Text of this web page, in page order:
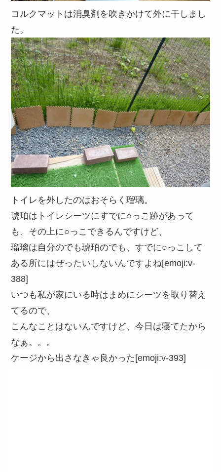
コルクマットは消臭剤を吹きかけて外に干しまし
た。
トイレを外したのはおそらく瑠璃。
琥珀はトイレシーツにすでに○っこ跡があって
も、その上に○っこできるんですけど、
瑠璃は自分のでも琥珀のでも、すでに○っこして
ある所にはぜったいしないんですよね[emoji:v-
388]
いつも私が家にいる時はまめにシーツを取り替え
てるので、
こんなことはないんですけど、今日は寝てたから
なぁ。。。
ケージから出さなきゃ良かった[emoji:v-393]